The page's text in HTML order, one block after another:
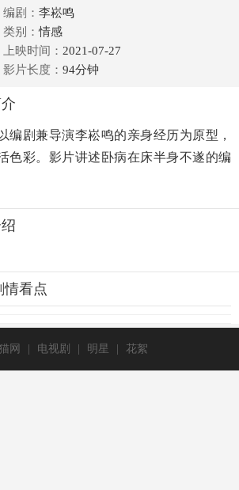
编剧： 李崧鸣
类别：情感
上映时间： 2021-07-27
影片长度： 94分钟
编剧兼导演李崧鸣的亲身经历为原型，
色彩。影片讲述卧病在床半身不遂的编
情看点
网 | 电视剧 | 明星 | 花絮